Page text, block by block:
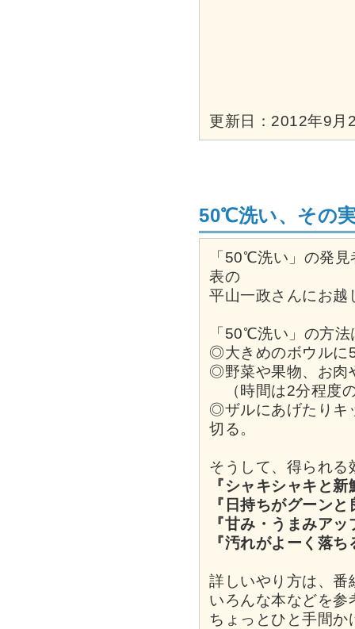
更新日：2012年9月
50℃洗い、その
「50℃洗い」の発
表の
平山一政さんにお越
「50℃洗い」の方
◎大きめのボウルに
◎野菜や果物、お肉
（時間は2分程度
◎ザルにあげたりキ
切る。
そうして、得られる
『シャキシャキと
『日持ちがグーン
『甘み・うまみアッ
『汚れがよーく落ち
詳しいやり方は、番
いろんな本などを参
ちょっとひと手間か